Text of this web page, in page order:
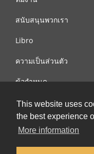
This website uses
the best experience
More information
สนับสนุนพวกเรา
Libro
ความเป็นส่วนตัว
ข้อกำหนด
ติดต่อเรา